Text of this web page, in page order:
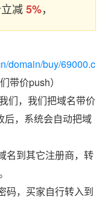
减5%，
domain/buy/69000.c
带价push）
们，我们把域名带价
后，系统会自动把域
名到其它注册商，转
码，买家自行转入到